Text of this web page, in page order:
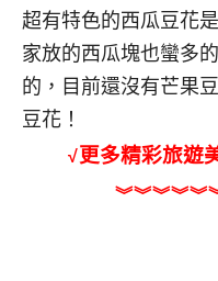
超有特色的西瓜豆花
家放的西瓜塊也蠻多
的，目前還沒有芒果
豆花！
√更多精彩旅遊
︾︾︾︾︾